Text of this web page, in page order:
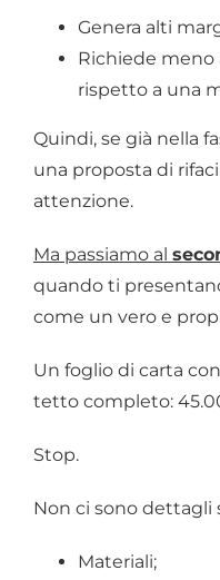
Genera alti
Richiede
rispetto a una
Quindi, se già nella
una proposta di
attenzione.
Ma passiamo al
quando ti
come un vero e
Un foglio di carta
tetto completo:
Stop.
Non ci sono dettagli
Materiali;